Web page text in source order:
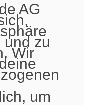
AG
und zu
Wir
um